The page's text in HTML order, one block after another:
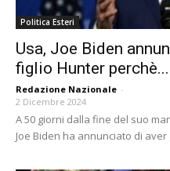
Politica Esteri
Usa, Joe Biden
figlio Hunter perchè...
Redazione Nazionale -
2 Dicembre 2024
A 50 giorni dalla fine del suo
Joe Biden ha annunciato di